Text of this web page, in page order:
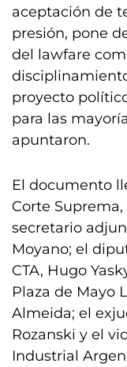
aceptación de
presión, pone
del lawfare
proyecto
para las
apuntaron.
El documento
Corte
secretario
Moyano; el
CTA, Hugo
Plaza de Mayo
Almeida; el
Rozanski y el
Industrial